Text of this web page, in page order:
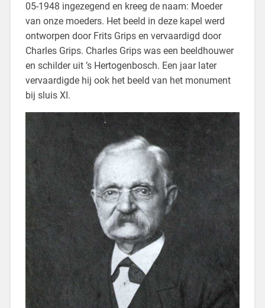
05-1948 ingezegend en kreeg de naam: Moeder
van onze moeders. Het beeld in deze kapel werd
ontworpen door Frits Grips en vervaardigd door
Charles Grips. Charles Grips was een beeldhouwer
en schilder uit ’s Hertogenbosch. Een jaar later
vervaardigde hij ook het beeld van het monument
bij sluis XI.